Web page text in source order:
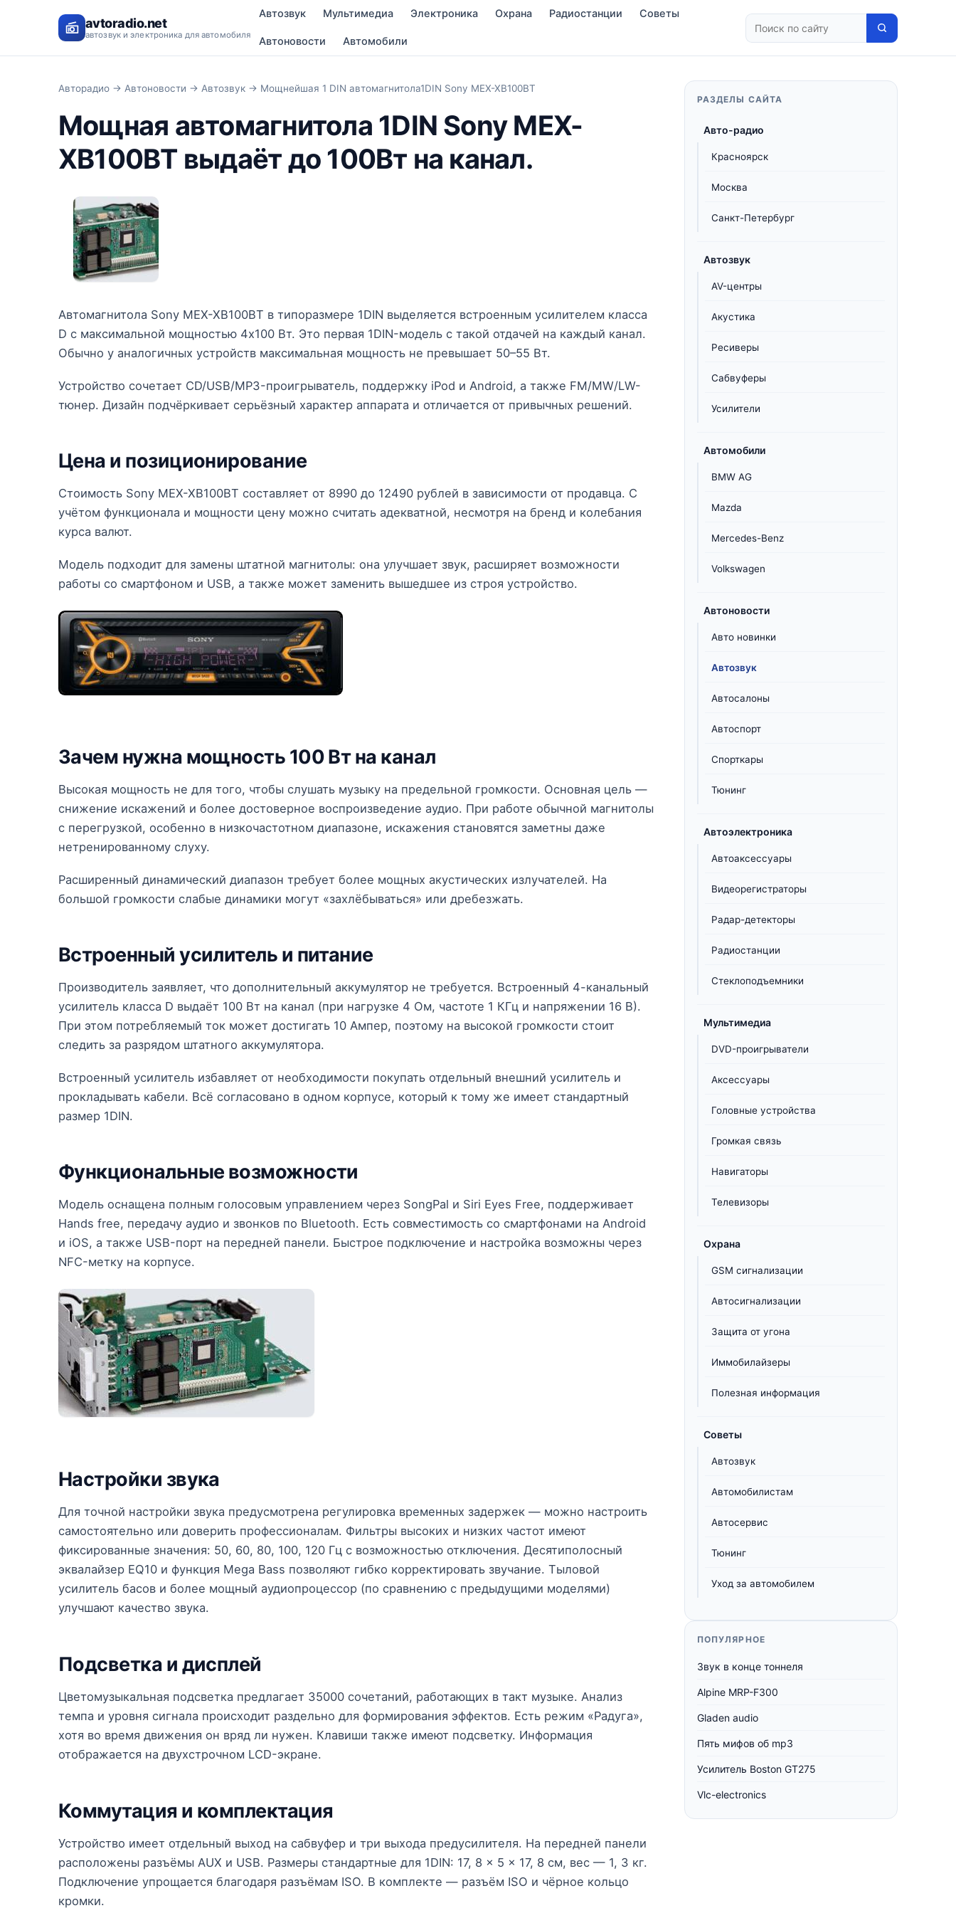
avtoradio.net
автозвук и электроника для автомобиля
Автозвук Мультимедиа Электроника Охрана Радиостанции Советы
Автоновости Автомобили
Авторадио → Автоновости → Автозвук → Мощнейшая 1 DIN автомагнитола1DIN Sony MEX-XB100BT
Мощная автомагнитола 1DIN Sony MEX-
XB100BT выдаёт до 100Вт на канал.
Автомагнитола Sony MEX-XB100BT в типоразмере 1DIN выделяется встроенным усилителем класса
D с максимальной мощностью 4x100 Вт. Это первая 1DIN-модель с такой отдачей на каждый канал.
Обычно у аналогичных устройств максимальная мощность не превышает 50–55 Вт.
Устройство сочетает CD/USB/MP3-проигрыватель, поддержку iPod и Android, а также FM/MW/LW-
тюнер. Дизайн подчёркивает серьёзный характер аппарата и отличается от привычных решений.
Цена и позиционирование
Стоимость Sony MEX-XB100BT составляет от 8990 до 12490 рублей в зависимости от продавца. С
учётом функционала и мощности цену можно считать адекватной, несмотря на бренд и колебания
курса валют.
Модель подходит для замены штатной магнитолы: она улучшает звук, расширяет возможности
работы со смартфоном и USB, а также может заменить вышедшее из строя устройство.
Зачем нужна мощность 100 Вт на канал
Высокая мощность не для того, чтобы слушать музыку на предельной громкости. Основная цель —
снижение искажений и более достоверное воспроизведение аудио. При работе обычной магнитолы
с перегрузкой, особенно в низкочастотном диапазоне, искажения становятся заметны даже
нетренированному слуху.
Расширенный динамический диапазон требует более мощных акустических излучателей. На
большой громкости слабые динамики могут «захлёбываться» или дребезжать.
Встроенный усилитель и питание
Производитель заявляет, что дополнительный аккумулятор не требуется. Встроенный 4-канальный
усилитель класса D выдаёт 100 Вт на канал (при нагрузке 4 Ом, частоте 1 КГц и напряжении 16 В).
При этом потребляемый ток может достигать 10 Ампер, поэтому на высокой громкости стоит
следить за разрядом штатного аккумулятора.
Встроенный усилитель избавляет от необходимости покупать отдельный внешний усилитель и
прокладывать кабели. Всё согласовано в одном корпусе, который к тому же имеет стандартный
размер 1DIN.
Функциональные возможности
Модель оснащена полным голосовым управлением через SongPal и Siri Eyes Free, поддерживает
Hands free, передачу аудио и звонков по Bluetooth. Есть совместимость со смартфонами на Android
и iOS, а также USB-порт на передней панели. Быстрое подключение и настройка возможны через
NFC-метку на корпусе.
Настройки звука
Для точной настройки звука предусмотрена регулировка временных задержек — можно настроить
самостоятельно или доверить профессионалам. Фильтры высоких и низких частот имеют
фиксированные значения: 50, 60, 80, 100, 120 Гц с возможностью отключения. Десятиполосный
эквалайзер EQ10 и функция Mega Bass позволяют гибко корректировать звучание. Тыловой
усилитель басов и более мощный аудиопроцессор (по сравнению с предыдущими моделями)
улучшают качество звука.
Подсветка и дисплей
Цветомузыкальная подсветка предлагает 35000 сочетаний, работающих в такт музыке. Анализ
темпа и уровня сигнала происходит раздельно для формирования эффектов. Есть режим «Радуга»,
хотя во время движения он вряд ли нужен. Клавиши также имеют подсветку. Информация
отображается на двухстрочном LCD-экране.
Коммутация и комплектация
Устройство имеет отдельный выход на сабвуфер и три выхода предусилителя. На передней панели
расположены разъёмы AUX и USB. Размеры стандартные для 1DIN: 17, 8 x 5 x 17, 8 см, вес — 1, 3 кг.
Подключение упрощается благодаря разъёмам ISO. В комплекте — разъём ISO и чёрное кольцо
кромки.
РАЗДЕЛЫ САЙТА
Авто-радио
Красноярск
Москва
Санкт-Петербург
Автозвук
AV-центры
Акустика
Ресиверы
Сабвуферы
Усилители
Автомобили
BMW AG
Mazda
Mercedes-Benz
Volkswagen
Автоновости
Авто новинки
Автозвук
Автосалоны
Автоспорт
Спорткары
Тюнинг
Автоэлектроника
Автоаксессуары
Видеорегистраторы
Радар-детекторы
Радиостанции
Стеклоподъемники
Мультимедиа
DVD-проигрыватели
Аксессуары
Головные устройства
Громкая связь
Навигаторы
Телевизоры
Охрана
GSM сигнализации
Автосигнализации
Защита от угона
Иммобилайзеры
Полезная информация
Советы
Автозвук
Автомобилистам
Автосервис
Тюнинг
Уход за автомобилем
ПОПУЛЯРНОЕ
Звук в конце тоннеля
Alpine MRP-F300
Gladen audio
Пять мифов об mp3
Усилитель Boston GT275
Vlc-electronics